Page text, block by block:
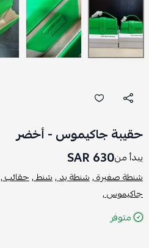
حقيبة جاكيموس - أخضر
يبدأ من630 SAR
شنطة صغيرة ,شنطة يد ,شنط ,حقائب ,
جاكيموس ,
متوفر